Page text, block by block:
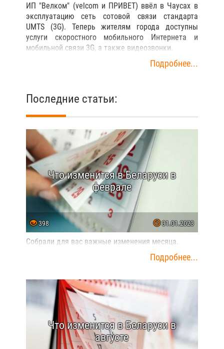
ИП "Велком" (velcom и ПРИВЕТ) ввёл в Чаусах в
эксплуатацию сеть сотовой связи стандарта
UMTS (3G). Теперь жителям города доступны
услуги скоростного мобильного Интернета и
мобильной связи 3G, а также видеозвонки.
Подробнее...
Последние статьи:
Что изменится в Беларуси в
феврале
398 31.01.2023
Собрали для вас важные изменения месяца.
Подробнее...
Что изменится в Беларуси в
августе